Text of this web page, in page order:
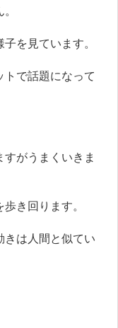
を見ています。
で話題になって
がうまくいきま
き回ります。
は人間と似てい